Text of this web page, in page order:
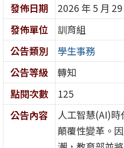
發佈日期
2026 年 5 月 29
發佈單位
訓育組
公告類別
學生事務
公告等級
轉知
點閱次數
125
公告內容
人工智慧(AI)
顛覆性變革。